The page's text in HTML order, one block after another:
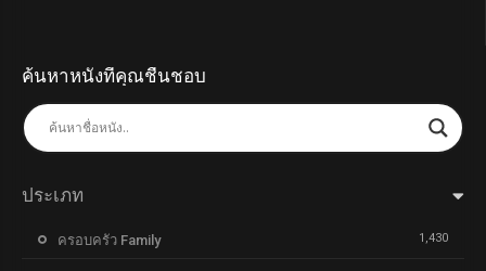
ค้นหาหนังที่คุณชื่นชอบ
ประเภท
ครอบครัว Family 1,430